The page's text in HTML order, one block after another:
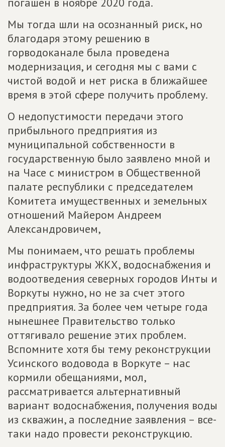
Мы тогда шли на осознанный риск, но
благодаря этому решению в
горводоканале была проведена
модернизация, и сегодня мы с вами с
чистой водой и нет риска в ближайшее
время в этой сфере получить проблему.
О недопустимости передачи этого
прибыльного предприятия из
муниципальной собственности в
государственную было заявлено мной и
на Часе с министром в Общественной
палате республики с председателем
Комитета имущественных и земельных
отношений Майером Андреем
Александровичем,
Мы понимаем, что решать проблемы
инфраструктуры ЖКХ, водоснабжения и
водоотведения северных городов Инты и
Воркуты нужно, но не за счет этого
предприятия. За более чем четыре года
нынешнее Правительство только
оттягивало решение этих проблем.
Вспомните хотя бы тему реконструкции
Усинского водовода в Воркуте – нас
кормили обещаниями, мол,
рассматривается альтернативный
вариант водоснабжения, получения воды
из скважин, а последние заявления – все-
таки надо провести реконструкцию.